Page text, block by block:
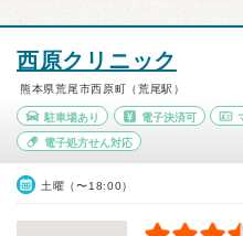
西原クリニック
熊本県荒尾市西原町（荒尾駅）
駐車場あり 電子決済可
電子処方せん対応
土曜（〜18:00）